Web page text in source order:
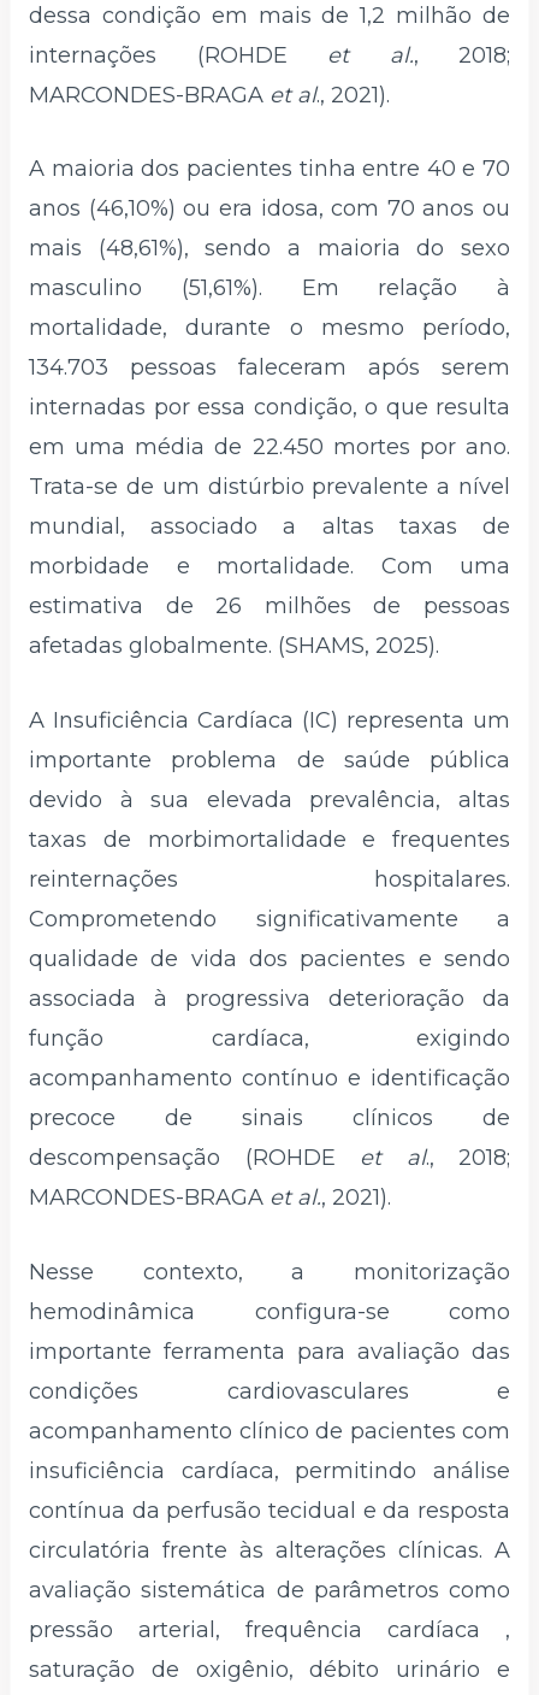
dessa condição em mais de 1,2 milhão de
internações (ROHDE et al., 2018;
MARCONDES-BRAGA et al., 2021).
A maioria dos pacientes tinha entre 40 e 70
anos (46,10%) ou era idosa, com 70 anos ou
mais (48,61%), sendo a maioria do sexo
masculino (51,61%). Em relação à
mortalidade, durante o mesmo período,
134.703 pessoas faleceram após serem
internadas por essa condição, o que resulta
em uma média de 22.450 mortes por ano.
Trata-se de um distúrbio prevalente a nível
mundial, associado a altas taxas de
morbidade e mortalidade. Com uma
estimativa de 26 milhões de pessoas
afetadas globalmente. (SHAMS, 2025).
A Insuficiência Cardíaca (IC) representa um
importante problema de saúde pública
devido à sua elevada prevalência, altas
taxas de morbimortalidade e frequentes
reinternações hospitalares.
Comprometendo significativamente a
qualidade de vida dos pacientes e sendo
associada à progressiva deterioração da
função cardíaca, exigindo
acompanhamento contínuo e identificação
precoce de sinais clínicos de
descompensação (ROHDE et al., 2018;
MARCONDES-BRAGA et al., 2021).
Nesse contexto, a monitorização
hemodinâmica configura-se como
importante ferramenta para avaliação das
condições cardiovasculares e
acompanhamento clínico de pacientes com
insuficiência cardíaca, permitindo análise
contínua da perfusão tecidual e da resposta
circulatória frente às alterações clínicas. A
avaliação sistemática de parâmetros como
pressão arterial, frequência cardíaca ,
saturação de oxigênio, débito urinário e